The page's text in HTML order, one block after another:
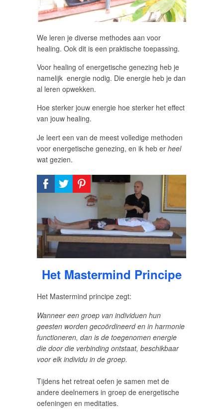
We leren je diverse methodes aan voor
healing. Ook dit is een praktische toepassing.
Voor healing of energetische genezing heb je
namelijk energie nodig. Die energie heb je dan
al leren opwekken.
Hoe sterker jouw energie hoe sterker het effect
van jouw healing.
Je leert een van de meest volledige methoden
voor energetische genezing, en ik heb er heel
wat gezien.
Het Mastermind Principe
Het Mastermind principe zegt:
Wanneer een groep van individuen hun
geesten worden gecoördineerd en in harmonie
functioneren, dan is de toegenomen energie
die door die verbinding ontstaat, beschikbaar
voor elk individu in de groep.
Tijdens het retreat oefen je samen met de
andere deelnemers in groep de energetische
oefeningen en meditaties.